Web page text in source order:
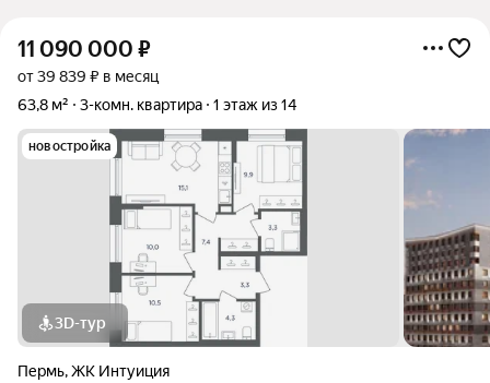
11 090 000 ₽
от 39 839 ₽ в месяц
63,8 м²
3-комн. квартира 1 этаж из 14
новостройка
3D-тур
Пермь,ЖК Интуиция